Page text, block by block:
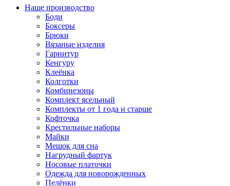
Наше производство
Боди
Боксеры
Брюки
Вязаные изделия
Гарнитур
Кенгуру
Клеёнка
Колготки
Комбинезоны
Комплект ясельный
Комплекты от 1 года и старше
Кофточка
Крестильные наборы
Майки
Мешок для сна
Нагрудный фартук
Носовые платочки
Одежда для новорожденных
Пелёнки